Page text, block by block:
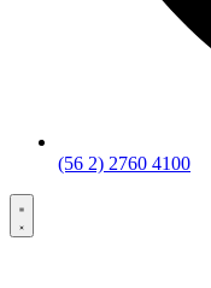
(56 2) 2760 4100